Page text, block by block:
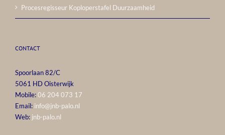
Procesregisseur Koploperstafel Duurzaamheid
CONTACT
Spoorlaan 82/C
5061 HD Oisterwijk
Mobile:06 204 073 17
Email: info@jnb-palo.nl
Web: jnb-palo.nl